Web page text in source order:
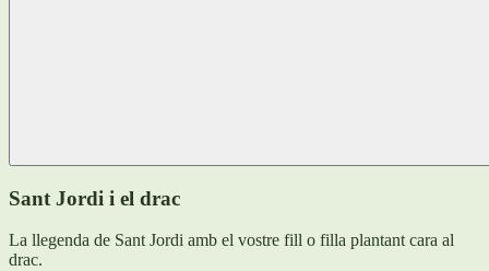
Sant Jordi i el drac
La llegenda de Sant Jordi amb el vostre fill o filla plantant cara al
drac.